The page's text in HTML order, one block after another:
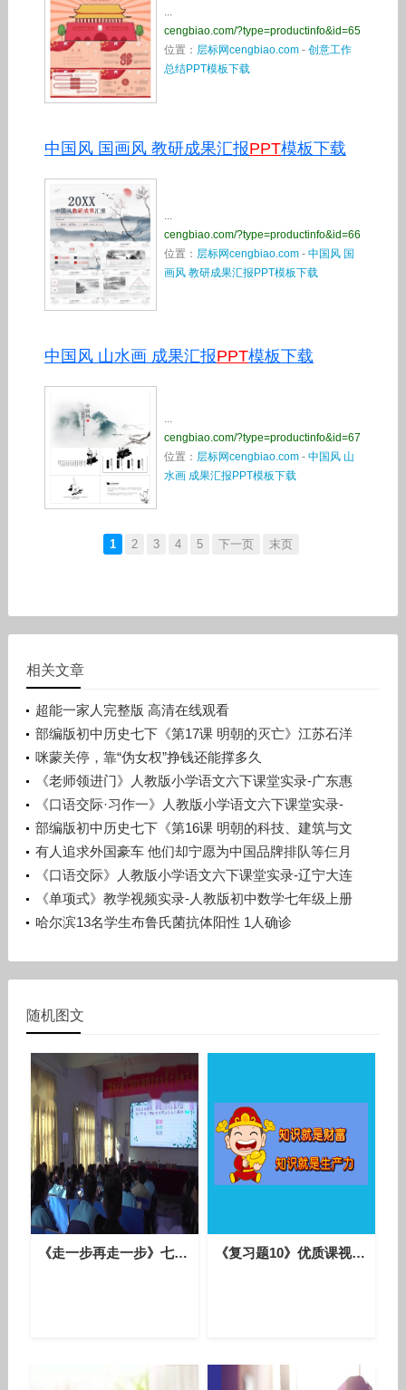
...
cengbiao.com/?type=productinfo&id=65
位置： 层标网cengbiao.com- 创意工作
总结PPT模板下载
中国风 国画风 教研成果汇报PPT模板下载
...
cengbiao.com/?type=productinfo&id=66
位置： 层标网cengbiao.com- 中国风 国
画风 教研成果汇报PPT模板下载
中国风 山水画 成果汇报PPT模板下载
...
cengbiao.com/?type=productinfo&id=67
位置： 层标网cengbiao.com- 中国风 山
水画 成果汇报PPT模板下载
1 2 3 4 5 下一页 末页
相关文章
超能一家人完整版 高清在线观看
部编版初中历史七下《第17课 明朝的灭亡》江苏石洋
洋
咪蒙关停，靠“伪女权”挣钱还能撑多久
《老师领进门》人教版小学语文六下课堂实录-广东惠
州市_惠阳区-许晓云
《口语交际·习作一》人教版小学语文六下课堂实录-
广西梧州市_蒙山县-潘少丽
部编版初中历史七下《第16课 明朝的科技、建筑与文
学》辽宁孙浩
有人追求外国豪车 他们却宁愿为中国品牌排队等仨月
《口语交际》人教版小学语文六下课堂实录-辽宁大连
市_旅顺口区-宋晨溪
《单项式》教学视频实录-人教版初中数学七年级上册
哈尔滨13名学生布鲁氏菌抗体阳性 1人确诊
随机图文
《走一步再走一步》七年级语文上册-教学能手陈老师 《复习题10》优质课视频-人教版初中数学七年级下册